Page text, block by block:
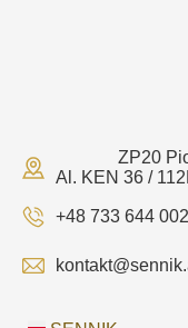
ZP20
Al. KEN 36 /
+48 733 644 002